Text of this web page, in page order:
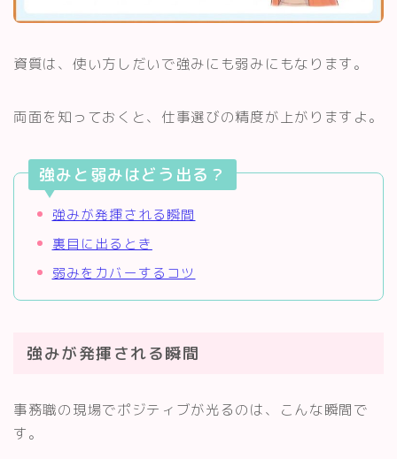
資質は、使い方しだいで強みにも弱みにもなります。
両面を知っておくと、仕事選びの精度が上がりますよ。
強みと弱みはどう出る？
強みが発揮される瞬間
裏目に出るとき
弱みをカバーするコツ
強みが発揮される瞬間
事務職の現場でポジティブが光るのは、こんな瞬間で
す。